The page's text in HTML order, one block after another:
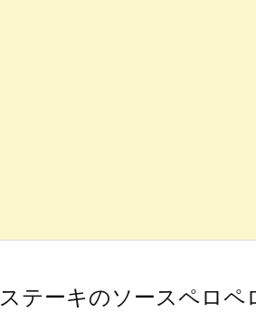
テーキのソースペロ